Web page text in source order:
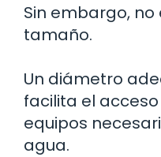
Sin embargo,
tamaño.
Un diámetro
facilita el
equipos
agua.